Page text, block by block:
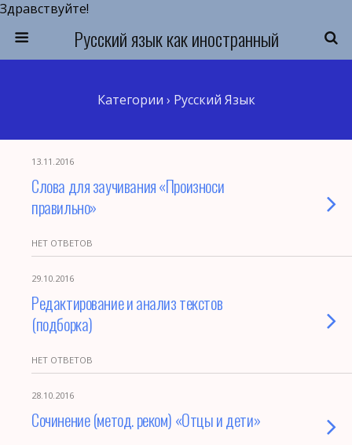
Здравствуйте!
Русский язык как иностранный
Категории › Русский Язык
13.11.2016
Слова для заучивания «Произноси
правильно»
НЕТ ОТВЕТОВ
29.10.2016
Редактирование и анализ текстов
(подборка)
НЕТ ОТВЕТОВ
28.10.2016
Сочинение (метод. реком) «Отцы и дети»